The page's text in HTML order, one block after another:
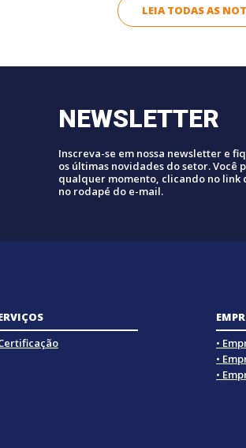
LEIA TODAS AS
NEWSLETTER
Inscreva-se em nossa newsletter e
os últimas novidades do setor. Você
qualquer momento, clicando no link
no rodapé do e-mail.
•
•
•